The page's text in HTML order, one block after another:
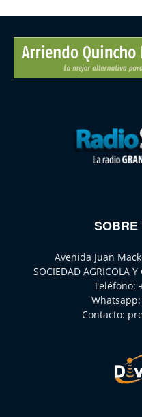
SOBRE
Avenida Juan
SOCIEDAD AGRICOLA
Teléfono:
Whatsapp:
Contacto: